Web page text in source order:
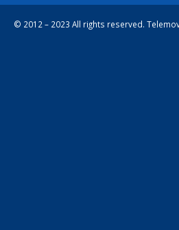
© 2012 – 2023 All rights reserved.